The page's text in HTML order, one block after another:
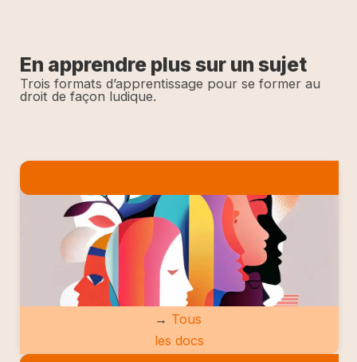
En apprendre plus sur un sujet
Trois formats d’apprentissage pour se former au
droit de façon ludique.
→ Tous
les docs